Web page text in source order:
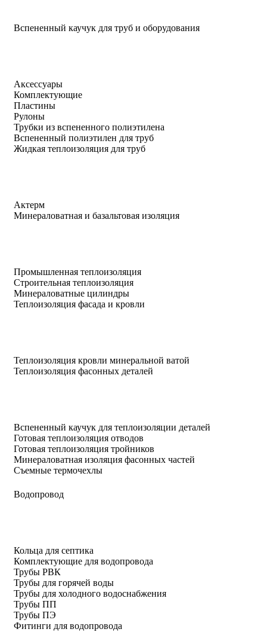
Вспененный каучук для труб и оборудования
Аксессуары
Комплектующие
Пластины
Рулоны
Трубки из вспененного полиэтилена
Вспененный полиэтилен для труб
Жидкая теплоизоляция для труб
Актерм
Минераловатная и базальтовая изоляция
Промышленная теплоизоляция
Строительная теплоизоляция
Минераловатные цилиндры
Теплоизоляция фасада и кровли
Теплоизоляция кровли минеральной ватой
Теплоизоляция фасонных деталей
Вспененный каучук для теплоизоляции деталей
Готовая теплоизоляция отводов
Готовая теплоизоляция тройников
Минераловатная изоляция фасонных частей
Съемные термочехлы
Водопровод
Кольца для септика
Комплектующие для водопровода
Трубы РВК
Трубы для горячей воды
Трубы для холодного водоснабжения
Трубы ПП
Трубы ПЭ
Фитинги для водопровода